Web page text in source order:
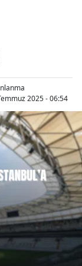
2025 - 06:54